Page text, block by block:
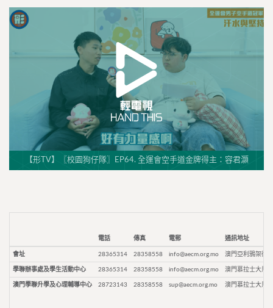
【形TV】〖校園狗仔隊〗EP64. 全運會空手道金牌得主：容君灝
電話 傳真 電郵 通訊地址
會址 28365314 28358558 info@aecm.org.mo 澳門亞利鴉架街9
學聯辦事處及學生活動中心 28365314 28358558 info@aecm.org.mo 澳門慕拉士大馬
澳門學聯升學及心理輔導中心 28723143 28358558 sup@aecm.org.mo 澳門慕拉士大馬